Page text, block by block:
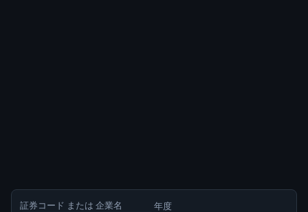
証券コード または 企業名 年度